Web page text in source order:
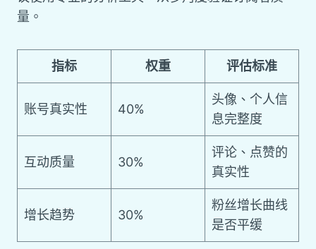
量。
指标 权重 评估标准
账号真实性 40%
头像、个人信
息完整度
互动质量 30%
评论、点赞的
真实性
增长趋势 30%
粉丝增长曲线
是否平缓